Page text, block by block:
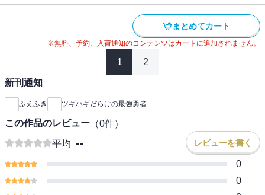
まとめてカート
※無料、予約、入荷通知のコンテンツはカートに追加されません。
1 2
新刊通知
ふえふき ツギハギだらけの最強勇者
この作品のレビュー （0件）
平均 -- レビューを書く
0
0